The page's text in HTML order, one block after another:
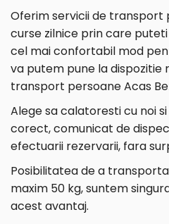
Oferim servicii de transport
curse zilnice prin care
cel mai confortabil mod
va putem pune la
transport persoane Acas
Alege sa calatoresti cu noi
corect, comunicat de
efectuarii rezervarii, fara
Posibilitatea de a
maxim 50 kg, suntem
acest avantaj.